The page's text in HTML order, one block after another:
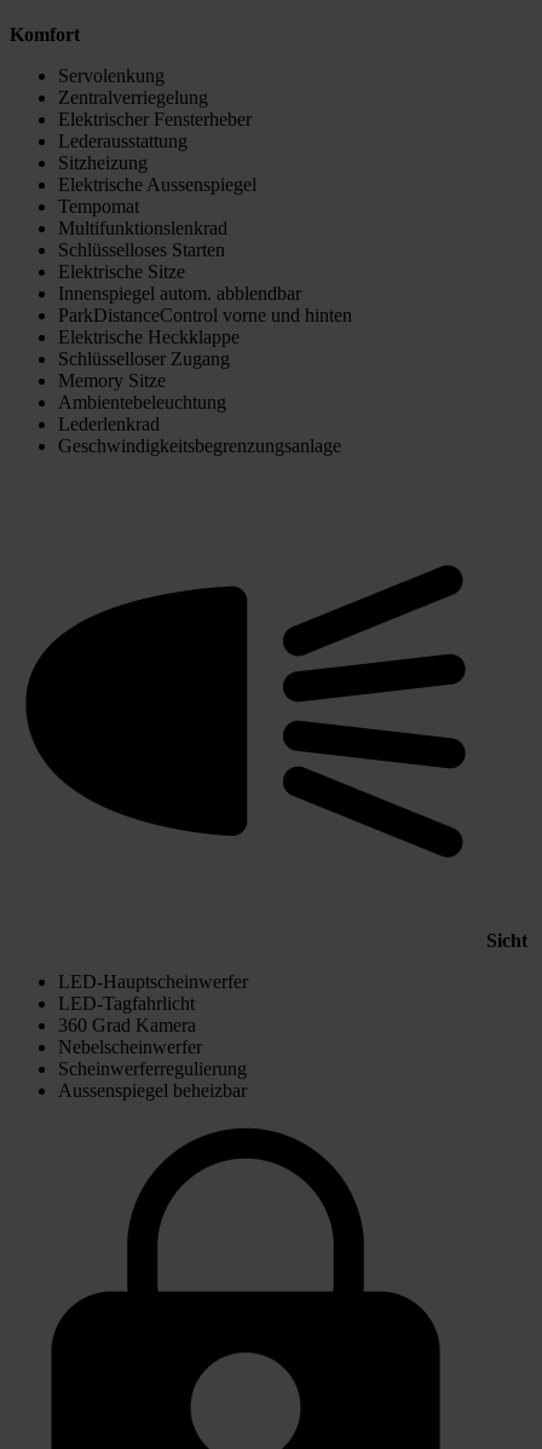
Komfort
Servolenkung
Zentralverriegelung
Elektrischer Fensterheber
Lederausstattung
Sitzheizung
Elektrische Aussenspiegel
Tempomat
Multifunktionslenkrad
Schlüsselloses Starten
Elektrische Sitze
Innenspiegel autom. abblendbar
ParkDistanceControl vorne und hinten
Elektrische Heckklappe
Schlüsselloser Zugang
Memory Sitze
Ambientebeleuchtung
Lederlenkrad
Geschwindigkeitsbegrenzungsanlage
Sicht
LED-Hauptscheinwerfer
LED-Tagfahrlicht
360 Grad Kamera
Nebelscheinwerfer
Scheinwerferregulierung
Aussenspiegel beheizbar